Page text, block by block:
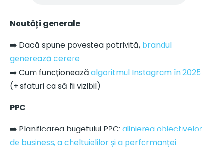
Noutăți generale
➡️ Dacă spune povestea potrivită, brandul
generează cerere
➡️ Cum funcționează algoritmul Instagram în 2025
(+ sfaturi ca să fii vizibil)
PPC
➡️ Planificarea bugetului PPC: alinierea obiectivelor
de business, a cheltuielilor și a performanței